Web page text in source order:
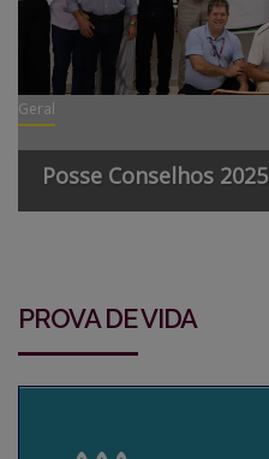
Geral
Posse Conselhos 2025
PROVA DE VIDA